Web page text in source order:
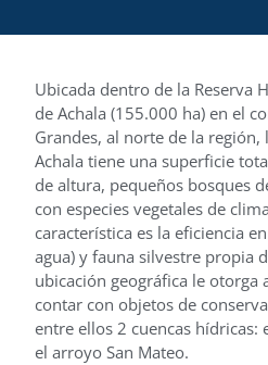
Ubicada dentro de la Reserva
de Achala (155.000 ha) en el
Grandes, al norte de la región,
Achala tiene una superficie
de altura, pequeños bosques
con especies vegetales de
característica es la eficiencia
agua) y fauna silvestre propia
ubicación geográfica le otorga
contar con objetos de
entre ellos 2 cuencas hídricas:
el arroyo San Mateo.